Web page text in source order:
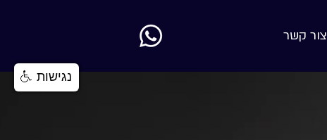
צור קשר
נגישות